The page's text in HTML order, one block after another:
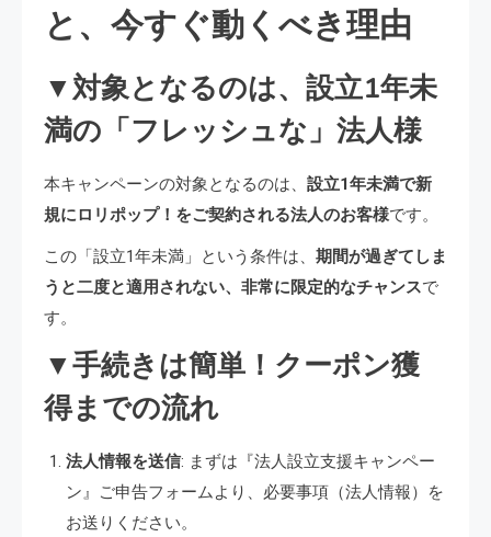
と、今すぐ動くべき理由
▼対象となるのは、設立1年未
満の「フレッシュな」法人様
本キャンペーンの対象となるのは、 設立1年未満で新
規にロリポップ！をご契約される法人のお客様です。
この「設立1年未満」という条件は、 期間が過ぎてしま
うと二度と適用されない、非常に限定的なチャンスで
す。
▼手続きは簡単！クーポン獲
得までの流れ
法人情報を送信: まずは『法人設立支援キャンペー
ン』ご申告フォームより、必要事項（法人情報）を
お送りください。